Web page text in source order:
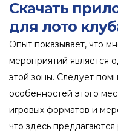
Скачать
для лото
Опыт показывает, что
мероприятий является
этой зоны. Следует
особенностей этого
игровых форматов и
что здесь